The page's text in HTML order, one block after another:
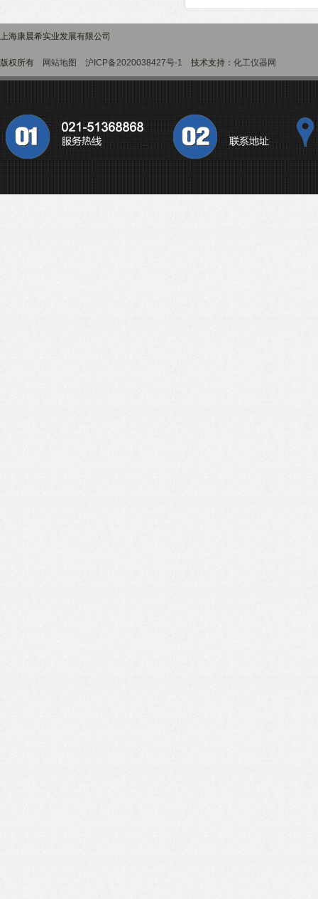
上海康晨希实业发展有限公司
版权所有 网站地图 沪ICP备2020038427号-1 技术支持： 化工仪器网